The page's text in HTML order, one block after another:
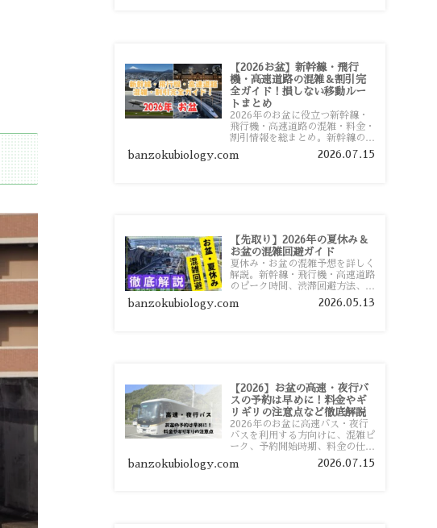
【2026お盆】新幹線・飛行
機・高速道路の混雑＆割引完
全ガイド！損しない移動ルー
トまとめ
2026年のお盆に役立つ新幹線・
飛行機・高速道路の混雑・料金・
割引情報を総まとめ。新幹線の予
約や最繁忙期料金、飛行機を安く
予約するコツ、高速道路の休日割
banzokubiology.com 2026.07.15
【先取り】2026年の夏休み＆
お盆の混雑回避ガイド
夏休み・お盆の混雑予想を詳しく
解説。新幹線・飛行機・高速道路
のピーク時間、渋滞回避方法、混
雑しやすい観光地、交通手段別の
特徴まで旅行者向けに分かりやす
banzokubiology.com 2026.05.13
【2026】お盆の高速・夜行バ
スの予約は早めに！料金やギ
リギリの注意点など徹底解説
2026年のお盆に高速バス・夜行
バスを利用する方向けに、混雑ピ
ーク、予約開始時期、料金の仕組
み、キャンセル待ちのコツ、直前
予約の注意点まで詳しく解説しま
banzokubiology.com 2026.07.15